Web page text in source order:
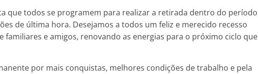
que todos se programem para realizar a retirada dentro do período
de última hora. Desejamos a todos um feliz e merecido recesso
familiares e amigos, renovando as energias para o próximo ciclo que
por mais conquistas, melhores condições de trabalho e pela